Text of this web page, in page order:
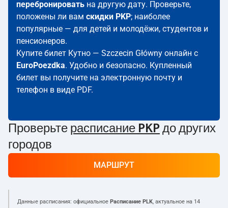
перебронировать на другую дату. Проверьте,
положены ли вам скидки PKP; наиболее
популярные — для детей и молодёжи, студентов и
пенсионеров.
Купите билет Кутно — Szczecin Główny онлайн с
EuroPoezdka. Удобно и безопасно. Купленный
билет вы получите на электронную почту и
телефон в виде PDF.
Проверьте расписание PKP до других
городов
МАРШРУТ
Данные расписания: официальное Расписание PLK, актуальное на 14